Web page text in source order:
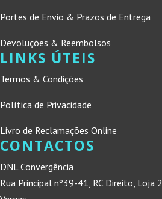
Portes de Envio & Prazos de Entrega
Devoluções & Reembolsos
LINKS ÚTEIS
Termos & Condições
Política de Privacidade
Livro de Reclamações Online
CONTACTOS
DNL Convergência
Rua Principal nº39-41, RC Direito, Loja 2